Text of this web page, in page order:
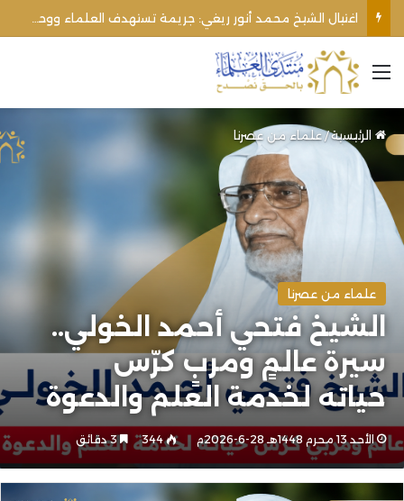
الأوقاف الفلسطينية تنفي صحة تعميم يمنع رفع الأذان عبر السماعات الخارجية للمساجد القريبة من المستوطنات
القائمة
الرئيسية/علماء من عصرنا
علماء من عصرنا
الشيخ فتحي أحمد الخولي..
سيرة عالمٍ ومربٍ كرّس
حياته لخدمة العلم والدعوة
الأحد 13 محرم 1448هـ 28-6-2026م 344 3 دقائق